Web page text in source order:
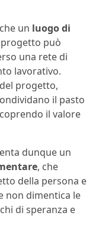
un luogo di
può
una rete di
lavorativo.
progetto,
il pasto
il valore
dunque un
, che
della persona e
non dimentica le
di speranza e